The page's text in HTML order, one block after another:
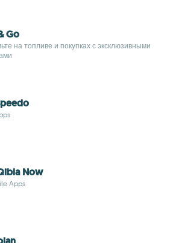
Go
на топливе и покупках с эксклюзивными
Now
Apps